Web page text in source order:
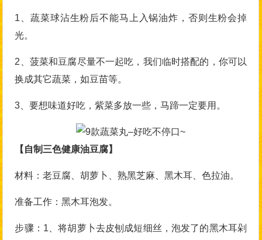
1、蔬菜球沾生粉后不能马上入锅油炸，否则生粉会掉
光。
2、菠菜和豆腐尽量不一起吃，我们临时搭配的，你可以
换成其它蔬菜，如豆苗等。
3、要想味道好吃，紫菜多放一些，马蹄一定要用。
【自制三色健康油豆腐】
材料：老豆腐、胡萝卜、熟黑芝麻、黑木耳、色拉油。
准备工作：黑木耳泡发。
步骤：1、将胡萝卜去皮刨成短细丝，泡发了的黑木耳剁